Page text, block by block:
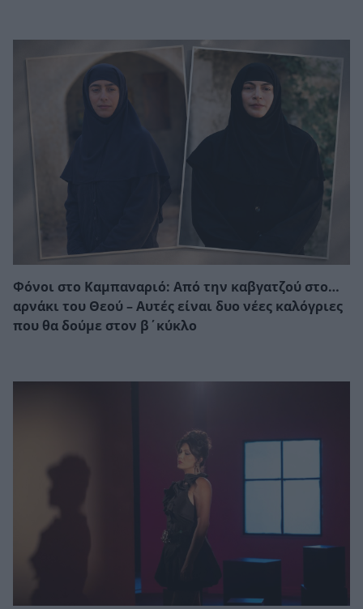
Φόνοι στο Καμπαναριό: Από την καβγατζού στο…
αρνάκι του Θεού – Αυτές είναι δυο νέες καλόγριες
που θα δούμε στον β΄κύκλο